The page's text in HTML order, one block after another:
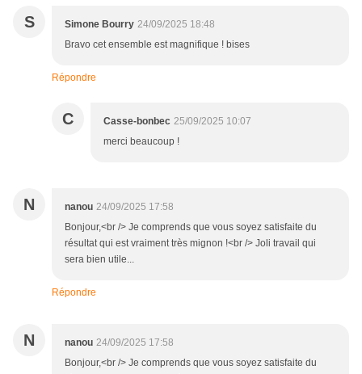
S Simone Bourry 24/09/2025 18:48
Bravo cet ensemble est magnifique ! bises
Répondre
C Casse-bonbec 25/09/2025 10:07
merci beaucoup !
N nanou 24/09/2025 17:58
Bonjour,<br /> Je comprends que vous soyez satisfaite du
résultat qui est vraiment très mignon !<br /> Joli travail qui
sera bien utile...
Répondre
N nanou 24/09/2025 17:58
Bonjour,<br /> Je comprends que vous soyez satisfaite du